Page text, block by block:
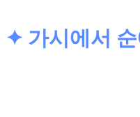
✦ 가시에서